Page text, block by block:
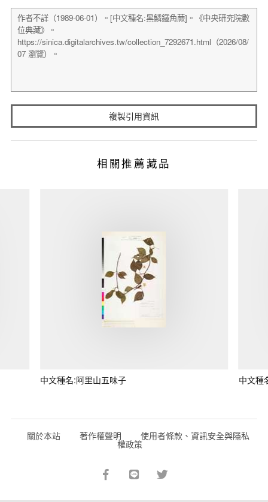
複製引用資訊
相關推薦藏品
中文種名:阿里山五味子 中文種
關於本站 著作權聲明 使用者條款、資訊安全與隱私
權政策